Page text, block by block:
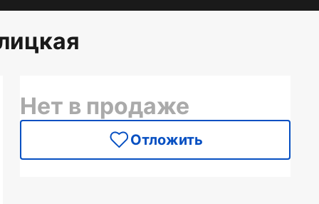
Нет в продаже
Отложить